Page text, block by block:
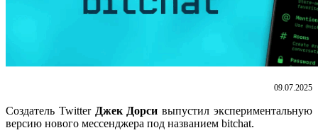
09.07.2025
Создатель Twitter Джек Дорси выпустил экспериментальную
версию нового мессенджера под названием bitchat.